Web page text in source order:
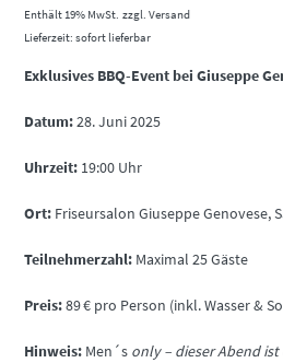
Enthält 19% MwSt. zzgl.Versand
Lieferzeit: sofort lieferbar
Exklusives BBQ-Event bei Giuseppe
Datum:28. Juni 2025
Uhrzeit: 19:00 Uhr
Ort: Friseursalon Giuseppe Genovese,
Teilnehmerzahl: Maximal 25 Gäste
Preis:89 € pro Person (inkl. Wasser &
Hinweis: Men´s only – dieser Abend